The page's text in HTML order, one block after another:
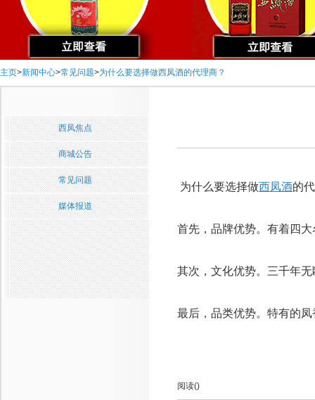
主页>新闻中心>常见问题>为什么要选择做西凤酒的代理商？
西凤焦点
商城公告
常见问题
媒体报道
为什么要选择做西凤酒的
首先，品牌优势。有着四
其次，文化优势。三千年
最后，品类优势。特有的
阅读()